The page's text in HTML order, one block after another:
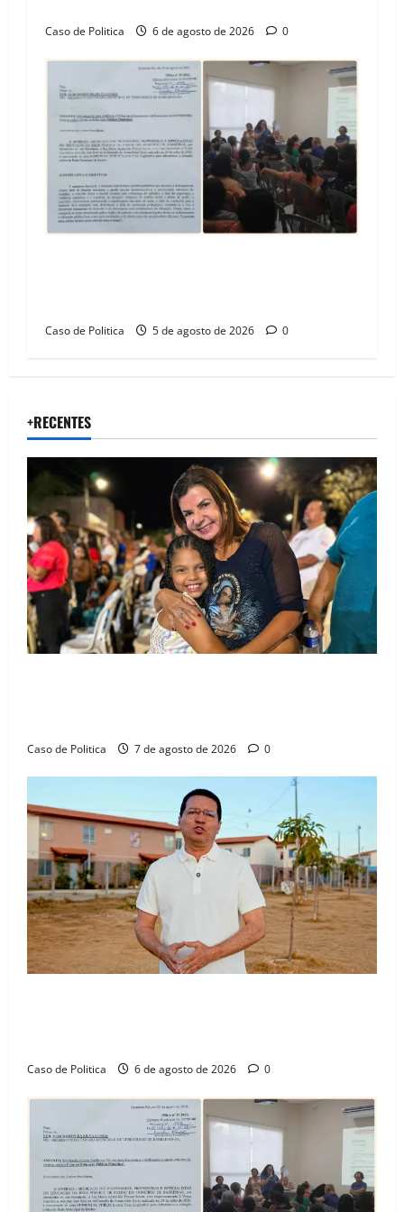
Caso de Politica 6 de agosto de 2026 0
Caso de Politica 5 de agosto de 2026 0
+RECENTES
Caso de Politica 7 de agosto de 2026 0
Caso de Politica 6 de agosto de 2026 0